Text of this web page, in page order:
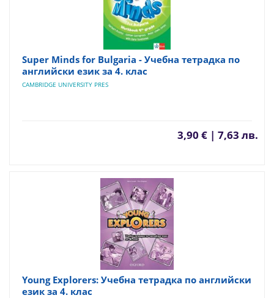
Super Minds for Bulgaria - Учебна тетрадка по
английски език за 4. клас
CAMBRIDGE UNIVERSITY PRES
3,90 € | 7,63 лв.
Young Explorers: Учебна тетрадка по английски
език за 4. клас